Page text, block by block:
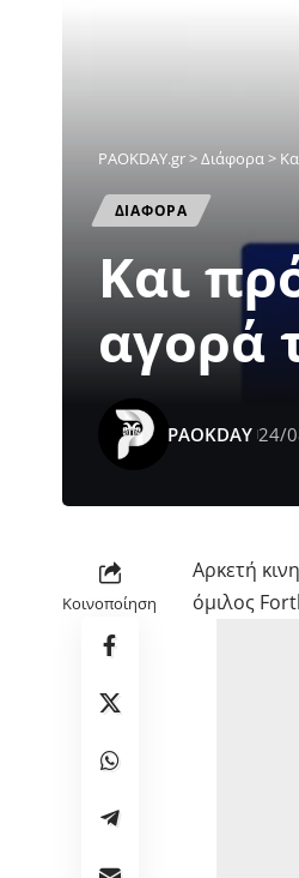
PAOKDAY.gr>Διάφορα>
ΔΙΑΦΟΡΑ
Και
αγορά
PAOKDAY 24/
Κοινοποίηση
Αρκετή
όμιλος